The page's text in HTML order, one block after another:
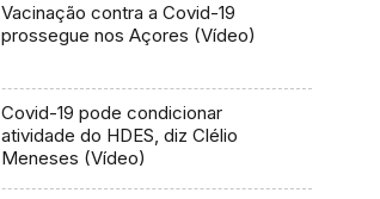
Vacinação contra a Covid-19
prossegue nos Açores (Vídeo)
Covid-19 pode condicionar
atividade do HDES, diz Clélio
Meneses (Vídeo)